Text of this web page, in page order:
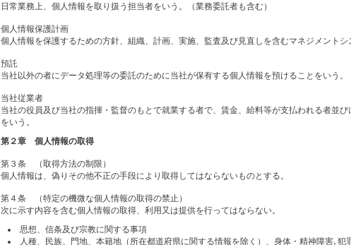
日常業務上、個人情報を取り扱う担当者をいう。（業務委託者も含む）
個人情報保護計画
個人情報を保護するための方針、組織、計画、実施、監査及び見直しを含むマネジメントシ
預託
当社以外の者にデータ処理等の委託のために当社が保有する個人情報を預けることをいう。
当社従業者
当社の役員及び当社の指揮・監督のもとで就業する者で、賃金、給料等が支払われる者並
をいう。
第２章 個人情報の取得
第３条 （取得方法の制限）
個人情報は、偽りその他不正の手段により取得してはならないものとする。
第４条 （特定の機微な個人情報の取得の禁止）
次に示す内容を含む個人情報の取得、利用又は提供を行ってはならない。
思想、信条及び宗教に関する事項
人種、民族、門地、本籍地（所在都道府県に関する情報を除く）、身体・精神障害､